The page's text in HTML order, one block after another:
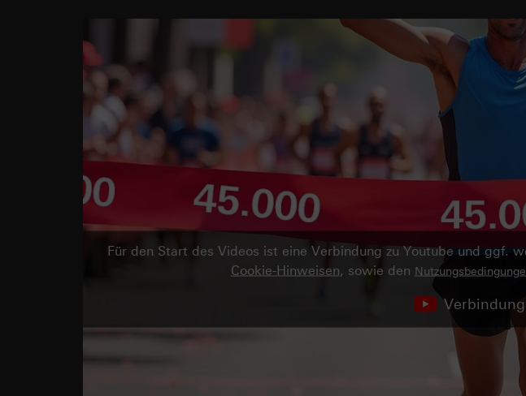
Für den Start des Videos ist eine Verbindung zu Youtube und ggf.
Cookie-Hinweisen, sowie den